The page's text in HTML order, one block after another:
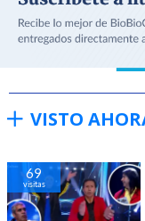
VISTO
69
visitas